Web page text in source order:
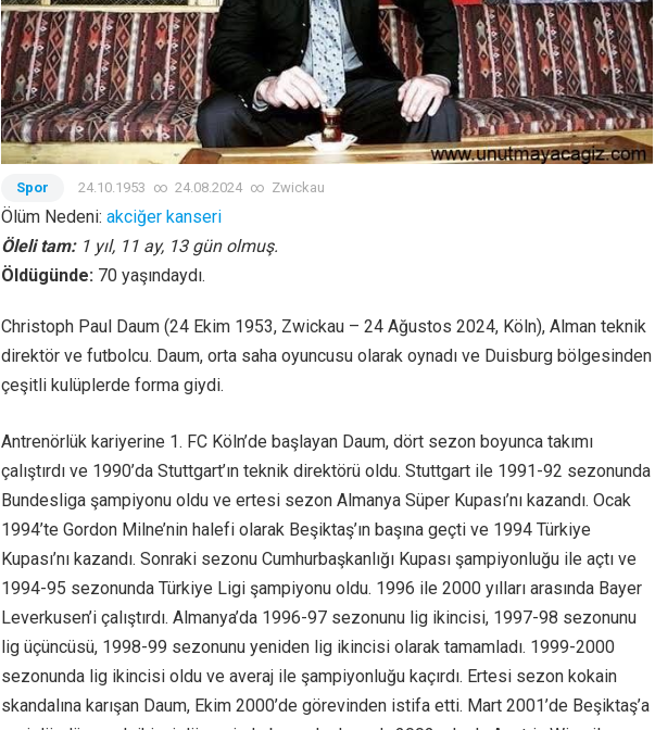
Spor 24.10.1953 ∞ 24.08.2024 ∞ Zwickau
Ölüm Nedeni: akciğer kanseri
Öleli tam: 1 yıl, 11 ay, 13 gün olmuş.
Öldügünde: 70 yaşındaydı.
Christoph Paul Daum (24 Ekim 1953, Zwickau – 24 Ağustos 2024, Köln), Alman teknik
direktör ve futbolcu. Daum, orta saha oyuncusu olarak oynadı ve Duisburg bölgesinden
çeşitli kulüplerde forma giydi.
Antrenörlük kariyerine 1. FC Köln’de başlayan Daum, dört sezon boyunca takımı
çalıştırdı ve 1990’da Stuttgart’ın teknik direktörü oldu. Stuttgart ile 1991-92 sezonunda
Bundesliga şampiyonu oldu ve ertesi sezon Almanya Süper Kupası’nı kazandı. Ocak
1994’te Gordon Milne’nin halefi olarak Beşiktaş’ın başına geçti ve 1994 Türkiye
Kupası’nı kazandı. Sonraki sezonu Cumhurbaşkanlığı Kupası şampiyonluğu ile açtı ve
1994-95 sezonunda Türkiye Ligi şampiyonu oldu. 1996 ile 2000 yılları arasında Bayer
Leverkusen’i çalıştırdı. Almanya’da 1996-97 sezonunu lig ikincisi, 1997-98 sezonunu
lig üçüncüsü, 1998-99 sezonunu yeniden lig ikincisi olarak tamamladı. 1999-2000
sezonunda lig ikincisi oldu ve averaj ile şampiyonluğu kaçırdı. Ertesi sezon kokain
skandalına karışan Daum, Ekim 2000’de görevinden istifa etti. Mart 2001’de Beşiktaş’a